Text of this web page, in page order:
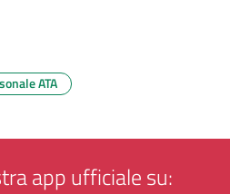
ATA
app ufficiale su: